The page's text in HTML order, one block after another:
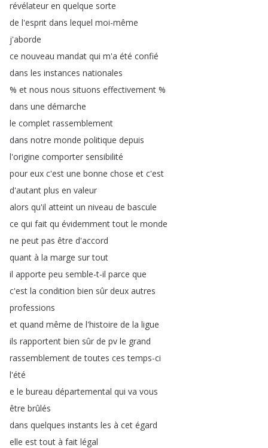
révélateur en quelque sorte
de l'esprit dans lequel moi-même
j'aborde
ce nouveau mandat qui m'a été confié
dans les instances nationales
% et nous nous situons effectivement %
dans une démarche
le complet rassemblement
dans notre monde politique depuis
l'origine comporter sensibilité
pour eux c'est une bonne chose et c'est
d'autant plus en valeur
alors qu'il atteint un niveau de bascule
ce qui fait qu évidemment tout le monde
ne peut pas être d'accord
quant à la marge sur tout
il apporte peu semble-t-il parce que
c'est la condition bien sûr deux autres
professions
et quand même de l'histoire de la ligue
ils rapportent bien sûr de pv le grand
rassemblement de toutes ces temps-ci
l'été
e le bureau départemental qui va vous
être brûlés
dans quelques instants les à cet égard
elle est tout à fait légal